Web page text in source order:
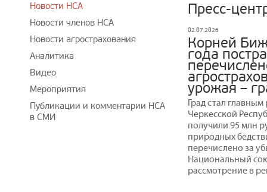
Пресс-
02.07.2026
Корней
года
урожая –
Град стал
Черкесской
получили 95 млн
природных
перечислено за
Национальный
рассмотрение в
Новости НСА
Новости членов НСА
Новости агрострахования
Аналитика
Видео
Мероприятия
Публикации и комментарии НСА
в СМИ